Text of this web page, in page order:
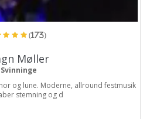
(173)
Møller
Svinninge
og lune. Moderne, allround festmusik
stemning og d